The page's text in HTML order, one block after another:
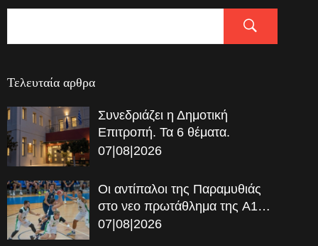
Τελευταία αρθρα
Συνεδριάζει η Δημοτική
Επιτροπή. Τα 6 θέματα.
07|08|2026
Οι αντίπαλοι της Παραμυθιάς
στο νεο πρωτάθλημα της A1…
07|08|2026